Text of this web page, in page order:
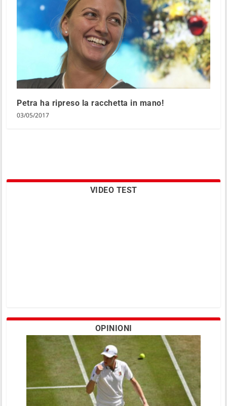
Petra ha ripreso la racchetta in mano!
03/05/2017
VIDEO TEST
OPINIONI